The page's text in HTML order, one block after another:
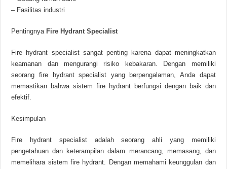
– Fasilitas industri
Pentingnya Fire Hydrant Specialist
Fire hydrant specialist sangat penting karena dapat meningkatkan
keamanan dan mengurangi risiko kebakaran. Dengan memiliki
seorang fire hydrant specialist yang berpengalaman, Anda dapat
memastikan bahwa sistem fire hydrant berfungsi dengan baik dan
efektif.
Kesimpulan
Fire hydrant specialist adalah seorang ahli yang memiliki
pengetahuan dan keterampilan dalam merancang, memasang, dan
memelihara sistem fire hydrant. Dengan memahami keunggulan dan